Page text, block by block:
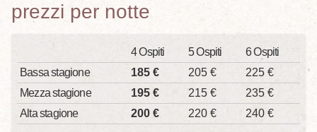
prezzi per notte
4 Ospiti 5 Ospiti
6 Ospiti
Bassa stagione
185 € 205 €
225 €
Mezza stagione
195 € 215 €
235 €
Alta stagione
200 € 220 €
240 €